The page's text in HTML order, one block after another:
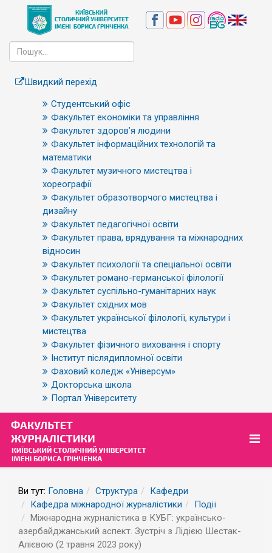
Швидкий перехід
Студентський офіс
Факультет економіки та управління
Факультет здоров’я людини
Факультет інформаційних технологій та
математики
Факультет музичного мистецтва і
хореографії
Факультет образотворчого мистецтва і
дизайну
Факультет педагогічної освіти
Факультет права, врядування та міжнародних
відносин
Факультет психології та спеціальної освіти
Факультет романо-германської філології
Факультет суспільно-гуманітарних наук
Факультет східних мов
Факультет української філології, культури і
мистецтва
Факультет фізичного виховання і спорту
Інститут післядипломної освіти
Фаховий коледж «Універсум»
Докторська школа
Портал Університету
Ви тут: Головна Структура
Кафедри
Кафедра міжнародної журналістики
Події
Міжнародна журналістика в КУБГ: українсько-
азербайджанський аспект. Зустріч з Лідією Шестак-
Алієвою (2 травня 2023 року)